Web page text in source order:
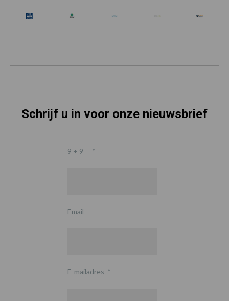
Schrijf u in voor onze nieuwsbrief
9 + 9 = *
Email
E-mailadres *